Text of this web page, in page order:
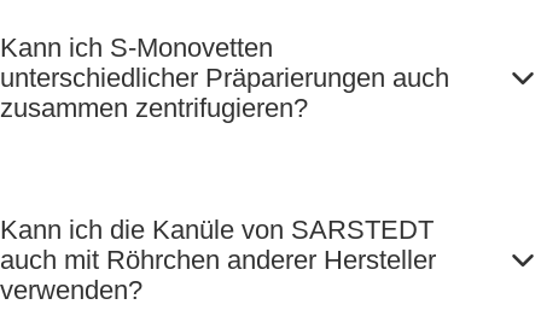
Kann ich S-Monovetten
unterschiedlicher Präparierungen auch
zusammen zentrifugieren?
Kann ich die Kanüle von SARSTEDT
auch mit Röhrchen anderer Hersteller
verwenden?